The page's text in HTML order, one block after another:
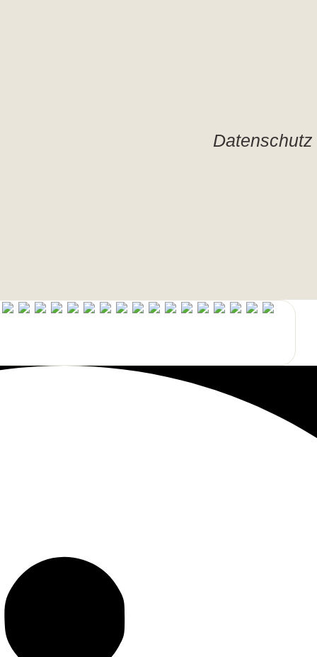
Datenschutz